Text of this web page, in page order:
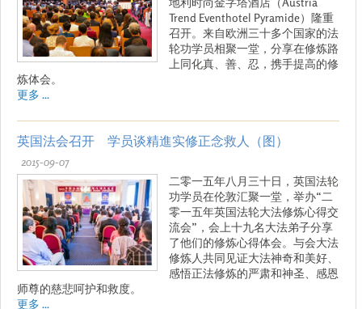
Trend Eventhotel Pyramide）隆重
召开。来自欧洲三十多个国家的法
轮功学员相聚一堂，分享在修炼路
上同化真、善、忍，携手提高的修
炼体会。
更多 ...
英国法会召开 学员谈精進实修正念救人（图）
2015-09-07
二零一五年八月三十日，英国法轮
功学员在伦敦汇聚一堂，举办“二
零一五年英国法轮大法修炼心得交
流会”，会上十九名大法弟子分享
了他们的修炼心得体会。与会大法
修炼人共同见证大法神奇和美好、
感悟正法修炼的严肃和神圣、感恩
师尊的慈悲呵护和救度。
更多 ...